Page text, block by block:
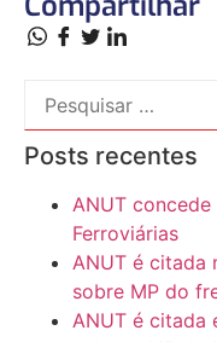
Posts recentes
ANUT
Ferroviárias
ANUT é citada
sobre MP do
ANUT é citada